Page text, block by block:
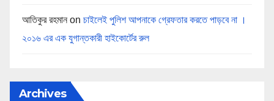
আতিকুর রহমান on চাইলেই পুলিশ আপনাকে গ্রেফতার করতে পাড়বে না ।
২০১৬ এর এক যুগান্তকারী হাইকোর্টের রুল
Archives